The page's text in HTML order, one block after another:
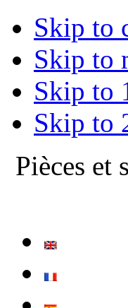
Skip to
Skip to
Skip to
Skip to
Pièces et